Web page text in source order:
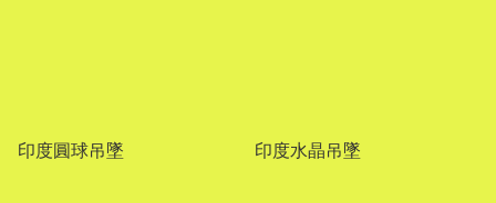
印度圓球吊墜 印度水晶吊墜